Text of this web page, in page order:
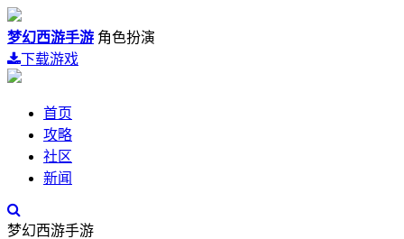
梦幻西游手游 角色扮演
下载游戏
首页
攻略
社区
新闻
梦幻西游手游